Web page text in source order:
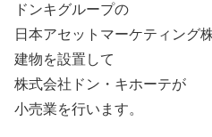
ドンキグループの
日本アセットマーケティング
建物を設置して
株式会社ドン・キホーテが
小売業を行います。